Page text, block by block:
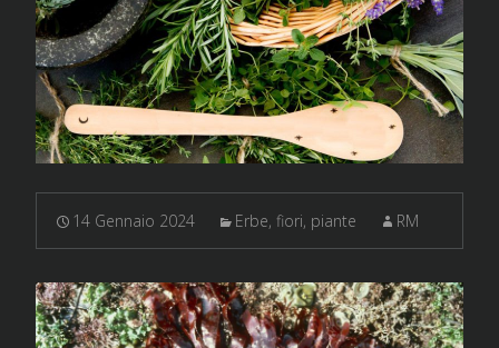
14 Gennaio 2024 Erbe, fiori, piante RM